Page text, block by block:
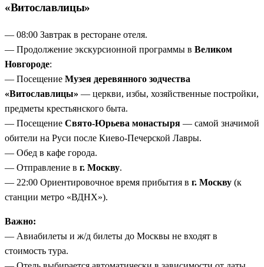
«Витославлицы»
— 08:00 Завтрак в ресторане отеля.
— Продолжение экскурсионной программы в Великом
Новгороде:
— Посещение Музея деревянного зодчества
«Витославлицы» — церкви, избы, хозяйственные постройки,
предметы крестьянского быта.
— Посещение Свято-Юрьева монастыря — самой значимой
обители на Руси после Киево-Печерской Лавры.
— Обед в кафе города.
— Отправление в г. Москву.
— 22:00 Ориентировочное время прибытия в г. Москву (к
станции метро «ВДНХ»).
Важно:
— Авиабилеты и ж/д билеты до Москвы не входят в
стоимость тура.